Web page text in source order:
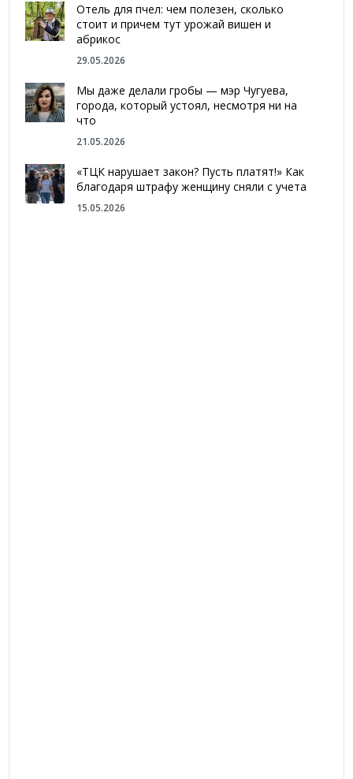
Отель для пчел: чем полезен, сколько
стоит и причем тут урожай вишен и
абрикос
29.05.2026
Мы даже делали гробы — мэр Чугуева,
города, который устоял, несмотря ни на
что
21.05.2026
«ТЦК нарушает закон? Пусть платят!» Как
благодаря штрафу женщину сняли с учета
15.05.2026